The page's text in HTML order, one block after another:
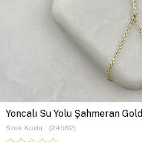
Yoncalı Su Yolu Şahmeran Gold
Stok Kodu (24562)